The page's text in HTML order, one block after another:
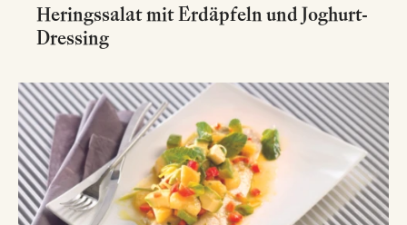
Heringssalat mit Erdäpfeln und Joghurt-
Dressing